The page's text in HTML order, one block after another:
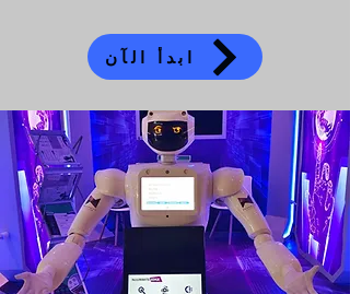
ابدأ الآن